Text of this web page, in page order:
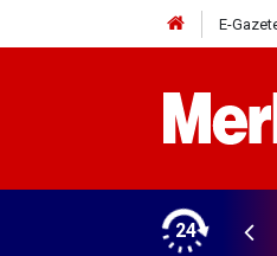
E-
24
313 beygir motoru var